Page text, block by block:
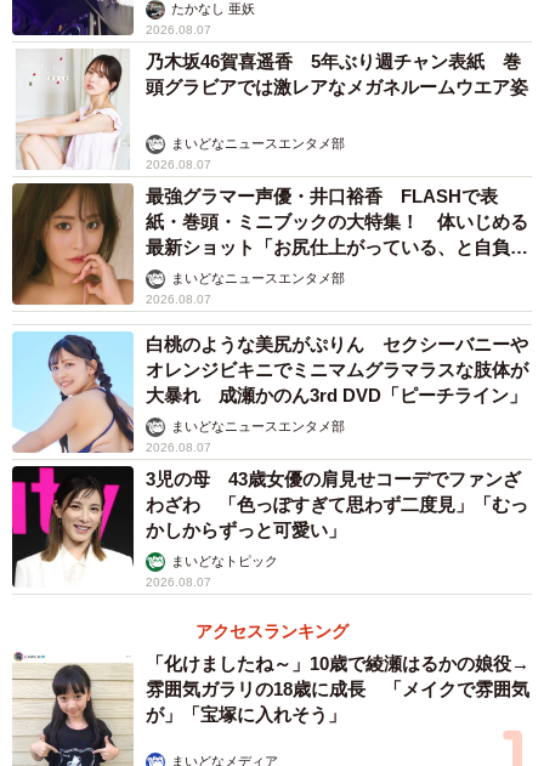
たとえば、電気自動車はガソリン税が一切かからず、排気
量がゼロなので自動車税も最低限の課税額です。
日本自動車会議所は、2022年5月に「2021年度の燃料課税
の税収が過去20年間で最少となった」と発表。現状の制度
を維持すれば、今後税収はさらに落ち込み、道路インフラ
の維持・管理が困難になります。
▽若者の車離れも税収減に影響している
現在は都市部を中心にカーシェアリングなどの利用が普及
しており、特に若者の間で車を所有しない選択が広がって
います。
こうなると、自動車の台数自体が減り、結果として自動車
関連の税収も減少します。
▽暫定税率廃止で税収がさらに減る
ガソリン税の暫定税率廃止により、今後は年間1.5兆円程度
の税収減が見込まれます。この税収減の代替財源に関して
は、11月の与野党合意で議論がまとまらず、結論が先送り
されています。
たかなし 亜妖
2026.08.07
乃木坂46賀喜遥香 5年ぶり週チャン表紙 巻
頭グラビアでは激レアなメガネルームウエア姿
まいどなニュースエンタメ部
2026.08.07
最強グラマー声優・井口裕香 FLASHで表
紙・巻頭・ミニブックの大特集！ 体いじめる
最新ショット「お尻仕上がっている、と自負し
ています」「いくつになっても理想の身体でい
たい」
まいどなニュースエンタメ部
2026.08.07
白桃のような美尻がぷりん セクシーバニーや
オレンジビキニでミニマムグラマラスな肢体が
大暴れ 成瀬かのん3rd DVD「ピーチライン」
まいどなニュースエンタメ部
2026.08.07
3児の母 43歳女優の肩見せコーデでファンざ
わざわ 「色っぽすぎて思わず二度見」「むっ
かしからずっと可愛い」
まいどなトピック
2026.08.07
アクセスランキング
「化けましたね～」10歳で綾瀬はるかの娘役→
雰囲気ガラリの18歳に成長 「メイクで雰囲気
が」「宝塚に入れそう」
まいどなメディア